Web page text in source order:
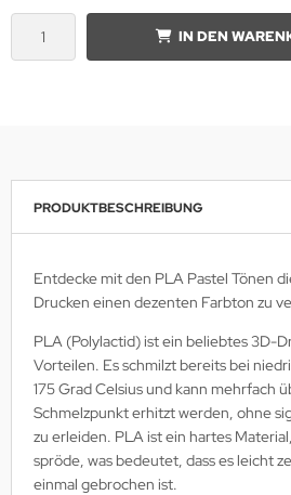
IN DEN
PRODUKTBESCHREIBUNG
Entdecke mit den PLA Pastel Tönen
Drucken einen dezenten Farbton zu
PLA (Polylactid) ist ein beliebtes 3D-
Vorteilen. Es schmilzt bereits bei
175 Grad Celsius und kann mehrfach
Schmelzpunkt erhitzt werden, ohne
zu erleiden. PLA ist ein hartes
spröde, was bedeutet, dass es leicht
einmal gebrochen ist.